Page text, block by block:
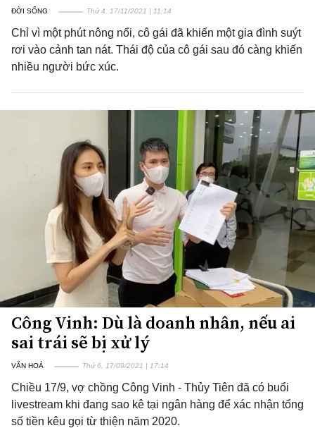
ĐỜI SỐNG Thứ 4, 17/11/2021 | 11:14
Chỉ vì một phút nông nổi, cô gái đã khiến một gia đình suýt
rơi vào cảnh tan nát. Thái độ của cô gái sau đó càng khiến
nhiều người bức xúc.
Công Vinh: Dù là doanh nhân, nếu ai
sai trái sẽ bị xử lý
VĂN HOÁ Thứ 6, 17/09/2021 | 17:14
Chiều 17/9, vợ chồng Công Vinh - Thủy Tiên đã có buổi
livestream khi đang sao kê tại ngân hàng để xác nhận tổng
số tiền kêu gọi từ thiện năm 2020.